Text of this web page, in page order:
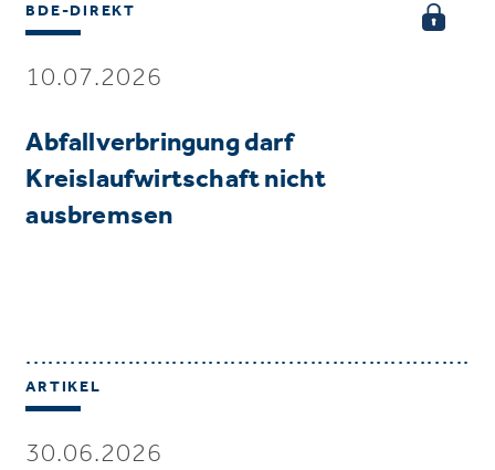
BDE-DIREKT
10.07.2026
Abfallverbringung darf
Kreislaufwirtschaft nicht
ausbremsen
ARTIKEL
30.06.2026